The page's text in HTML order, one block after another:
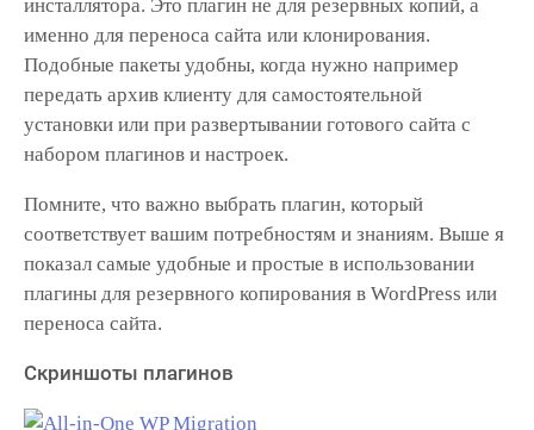
инсталлятора. Это плагин не для резервных копий, а
именно для переноса сайта или клонирования.
Подобные пакеты удобны, когда нужно например
передать архив клиенту для самостоятельной
установки или при развертывании готового сайта с
набором плагинов и настроек.
Помните, что важно выбрать плагин, который
соответствует вашим потребностям и знаниям. Выше я
показал самые удобные и простые в использовании
плагины для резервного копирования в WordPress или
переноса сайта.
Скриншоты плагинов